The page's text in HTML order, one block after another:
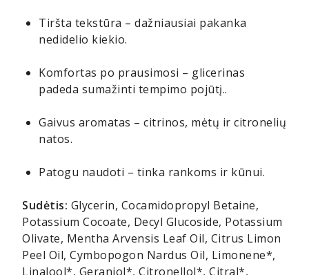
Tiršta tekstūra – dažniausiai pakanka
nedidelio kiekio.
Komfortas po prausimosi – glicerinas
padeda sumažinti tempimo pojūtį..
Gaivus aromatas – citrinos, mėtų ir citronelių
natos.
Patogu naudoti – tinka rankoms ir kūnui.
Sudėtis: Glycerin, Cocamidopropyl Betaine,
Potassium Cocoate, Decyl Glucoside, Potassium
Olivate, Mentha Arvensis Leaf Oil, Citrus Limon
Peel Oil, Cymbopogon Nardus Oil, Limonene*,
Linalool*, Geraniol*, Citronellol*, Citral*,